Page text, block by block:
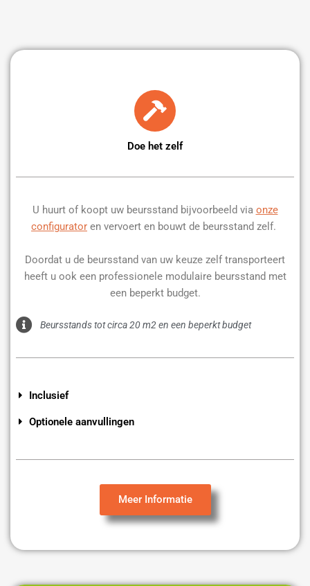
Doe het zelf
U huurt of koopt uw beursstand bijvoorbeeld via onze
configurator en vervoert en bouwt de beursstand zelf.
Doordat u de beursstand van uw keuze zelf transporteert
heeft u ook een professionele modulaire beursstand met
een beperkt budget.
Beursstands tot circa 20 m2 en een beperkt budget
Inclusief
Optionele aanvullingen
Meer Informatie